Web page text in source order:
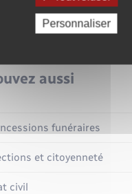
aussi
funéraires
et citoyenneté
civil
Personnaliser